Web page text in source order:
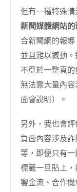
但有一種特殊
新聞媒體網站
合新聞網的報
並且難以撼動
不亞於一整頁
無法靠大量內
面會說明）。
另外，我也會
負面內容涉及
等，即便只有
標籤一旦貼上
響金流、合作機